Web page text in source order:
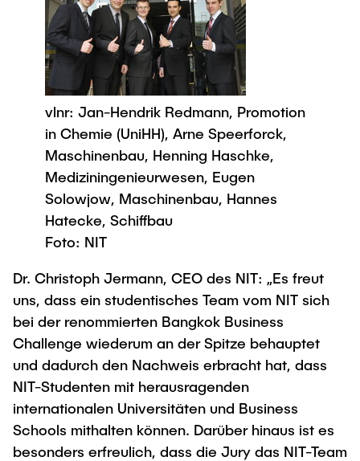
vlnr: Jan-Hendrik Redmann, Promotion
in Chemie (UniHH), Arne Speerforck,
Maschinenbau, Henning Haschke,
Mediziningenieurwesen, Eugen
Solowjow, Maschinenbau, Hannes
Hatecke, Schiffbau
Foto: NIT
Dr. Christoph Jermann, CEO des NIT: „Es freut
uns, dass ein studentisches Team vom NIT sich
bei der renommierten Bangkok Business
Challenge wiederum an der Spitze behauptet
und dadurch den Nachweis erbracht hat, dass
NIT-Studenten mit herausragenden
internationalen Universitäten und Business
Schools mithalten können. Darüber hinaus ist es
besonders erfreulich, dass die Jury das NIT-Team